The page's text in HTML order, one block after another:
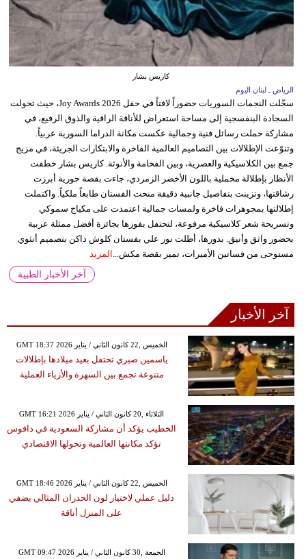
كاريس بشار
الرياض ـ لبنان اليوم
سجّلت النجمات السوريات حضوراً لافتاً في حفل Joy Awards 2026، حيث تحولت
السجادة البنفسجية إلى مساحة استعراض للأناقة الراقية والذوق الرفيع، في
مشاركة حملت رسائل فنية وجمالية عكست مكانة الدراما السورية عربياً.
وتنوّعت الإطلالات بين التصاميم العالمية الفاخرة والابتكارات الجريئة، في مزيج
جمع بين الكلاسيكية والعصرية، وبين الفخامة والأنوثة. كاريس بشار خطفت
الأنظار بإطلالة مخملية باللون الأخضر الزمردي، جاءت بقصة حورية أبرزت
رشاقتها، وتزينت بتفاصيل جانبية دقيقة منحت الفستان طابعاً ملكياً. واكتملت
إطلالتها بمجوهرات فاخرة ولمسات جمالية اعتمدت على مكياج سموكي
وتسريحة شعر كلاسيكية مرفوعة، لتحتفل بفوزها بجائزة أفضل ممثلة عربية
بحضور واثق وأنيق. بدورها، أطلت نور علي بفستان كلوش داكن بتصميم أنثوي
مستوحى من فساتين الأميرات، تميز بقصة مكش... المزيد
آخر الأخبار الطبية
آخر الأخبار
GMT 18:37 2026 الخميس ,22 كانون الثاني / يناير
ياسمين صبري تحتفل بعيد ميلادها بإطلالات
متنوعة تجمع بين السهرة والأزياء العملية
GMT 16:21 2026 الثلاثاء ,20 كانون الثاني / يناير
الخطيب يؤكد أن مشاركة السعودية في دافوس
تؤكد مكانتها العالمية وتحولها الاقتصادي
GMT 18:46 2026 الخميس ,22 كانون الثاني / يناير
دليل عملي لاختيار لون الجدران المثالي يضفي
على المنزل أناقة
GMT 09:47 2026 الجمعة ,30 كانون الثاني / يناير